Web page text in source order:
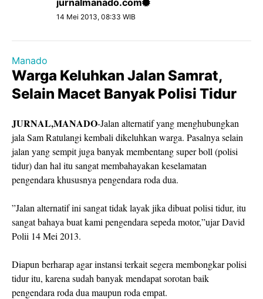
jurnalmanado.com
14 Mei 2013, 08:33 WIB
Manado
Warga Keluhkan Jalan Samrat,
Selain Macet Banyak Polisi Tidur
JURNAL,MANADO-Jalan alternatif yang menghubungkan
jala Sam Ratulangi kembali dikeluhkan warga. Pasalnya selain
jalan yang sempit juga banyak membentang super boll (polisi
tidur) dan hal itu sangat membahayakan keselamatan
pengendara khususnya pengendara roda dua.
”Jalan alternatif ini sangat tidak layak jika dibuat polisi tidur, itu
sangat bahaya buat kami pengendara sepeda motor,”ujar David
Polii 14 Mei 2013.
Diapun berharap agar instansi terkait segera membongkar polisi
tidur itu, karena sudah banyak mendapat sorotan baik
pengendara roda dua maupun roda empat.